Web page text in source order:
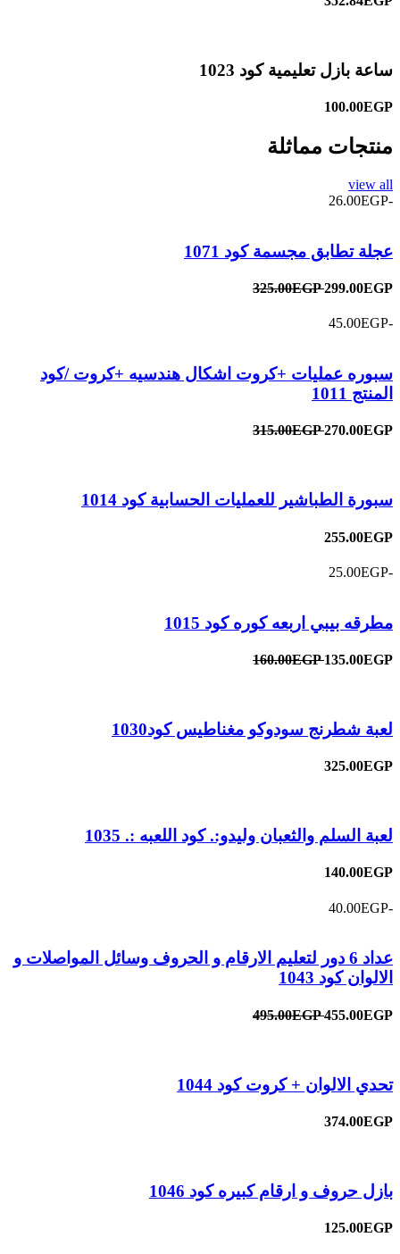
ساعة بازل تعليمية كود 1023
100.00EGP
منتجات مماثلة
view all
-26.00EGP
عجلة تطابق مجسمة كود 1071
325.00EGP299.00EGP
-45.00EGP
سبوره عمليات +كروت اشكال هندسيه +كروت /كود
المنتج 1011
315.00EGP270.00EGP
سبورة الطباشير للعمليات الحسابية كود 1014
255.00EGP
-25.00EGP
مطرقه بيبي اربعه كوره كود 1015
160.00EGP135.00EGP
لعبة شطرنج سودوكو مغناطيس كود1030
325.00EGP
لعبة السلم والثعبان وليدو:. كود اللعبه :. 1035
140.00EGP
-40.00EGP
عداد 6 دور لتعليم الارقام و الحروف وسائل المواصلات و
الالوان كود 1043
495.00EGP455.00EGP
تحدي الالوان + كروت كود 1044
374.00EGP
بازل حروف و ارقام كبيره كود 1046
125.00EGP